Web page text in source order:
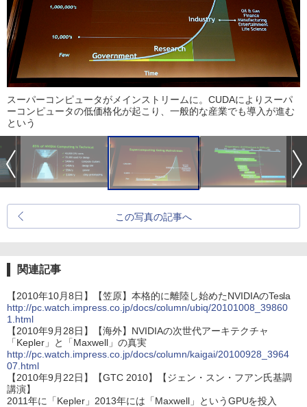
スーパーコンピュータがメインストリームに。CUDAによりスーパ
ーコンピュータの低価格化が起こり、一般的な産業でも導入が進む
という
この写真の記事へ
関連記事
【2010年10月8日】【笠原】本格的に離陸し始めたNVIDIAのTesla
http://pc.watch.impress.co.jp/docs/column/ubiq/20101008_39860
1.html
【2010年9月28日】【海外】NVIDIAの次世代アーキテクチャ
「Kepler」と「Maxwell」の真実
http://pc.watch.impress.co.jp/docs/column/kaigai/20100928_3964
07.html
【2010年9月22日】【GTC 2010】【ジェン・スン・フアン氏基調
講演】
2011年に「Kepler」2013年には「Maxwell」というGPUを投入